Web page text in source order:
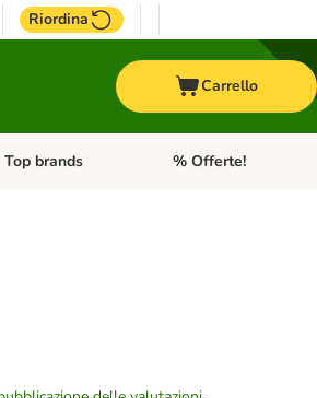
Riordina
Carrello
Menu Categoria: Cavalli
Top brands Apri Menu Categoria:
% Offerte!